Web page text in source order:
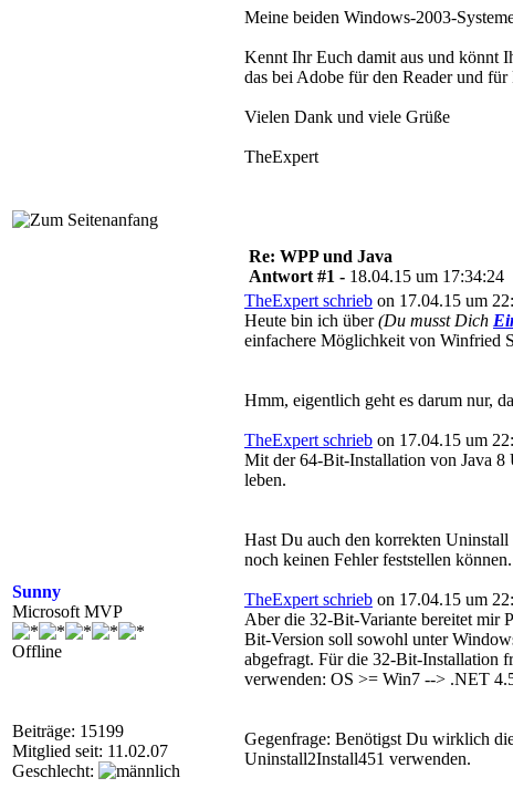
Meine beiden Windows-2003-
Kennt Ihr Euch damit aus und könnt
das bei Adobe für den Reader und
Vielen Dank und viele Grüße
TheExpert
Sunny
Microsoft MVP
Offline
Beiträge: 15199
Mitglied seit: 11.02.07
Geschlecht:
Re: WPP und Java
Antwort #1 - 18.04.15 um 17:34:24
TheExpert schrieb on 17.04.15 um
Heute bin ich über(Du musst Dich
einfachere Möglichkeit von Winfried
Hmm, eigentlich geht es darum nur,
TheExpert schrieb on 17.04.15 um
Mit der 64-Bit-Installation von Java 8
leben.
Hast Du auch den korrekten
noch keinen Fehler feststellen können.
TheExpert schrieb on 17.04.15 um
Aber die 32-Bit-Variante bereitet mir
Bit-Version soll sowohl unter
abgefragt. Für die 32-Bit-Installation
verwenden: OS >= Win7 --> .NET
Gegenfrage: Benötigst Du wirklich
Uninstall2Install451 verwenden.